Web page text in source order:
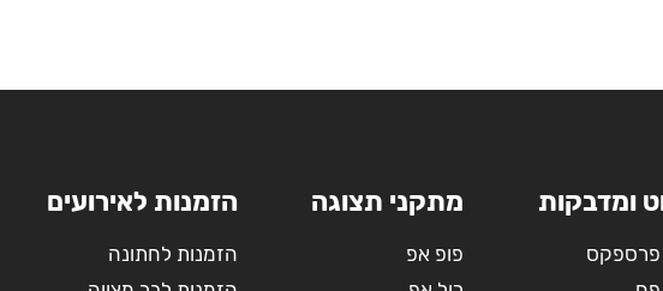
ומדבקות
פרספקס
מתקני תצוגה
פופ אפ
הזמנות לאירועים
הזמנות לחתונה